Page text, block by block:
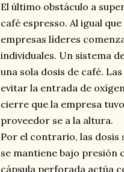
El último obstáculo a
café espresso. Al igual
empresas líderes
individuales. Un sistema
una sola dosis de café.
evitar la entrada de
cierre que la empresa
proveedor se a la altura.
Por el contrario, las dosis
se mantiene bajo presión
cápsula perforada actúa